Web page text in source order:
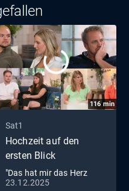
116min
Sat1
Hochzeit auf den
ersten Blick
"Das hat mir das Herz
zerrissen": Ein Finale
23.12.2025